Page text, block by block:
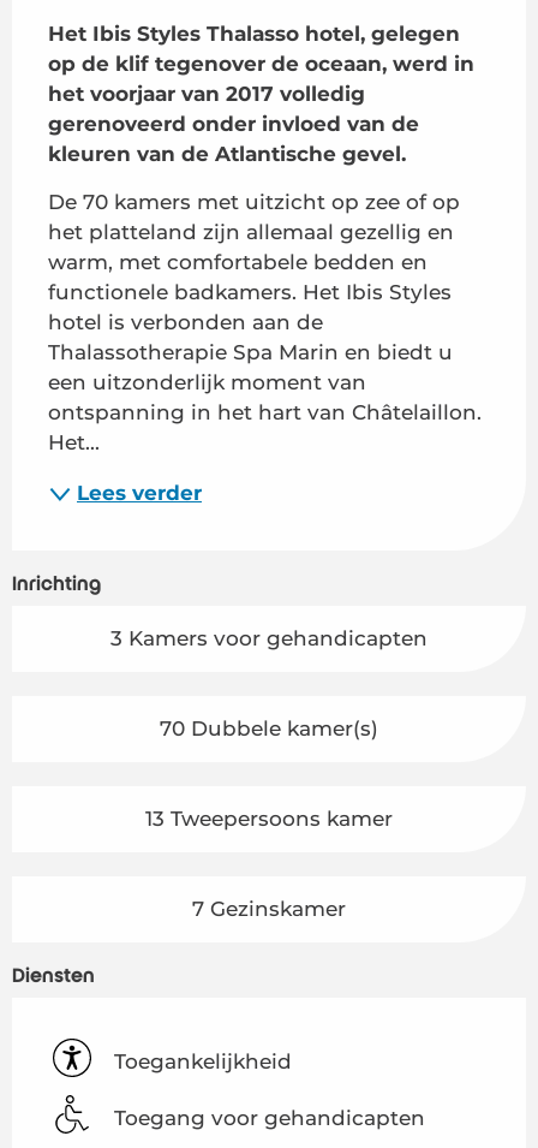
Het Ibis Styles Thalasso hotel, gelegen
op de klif tegenover de oceaan, werd in
het voorjaar van 2017 volledig
gerenoveerd onder invloed van de
kleuren van de Atlantische gevel.
De 70 kamers met uitzicht op zee of op
het platteland zijn allemaal gezellig en
warm, met comfortabele bedden en
functionele badkamers. Het Ibis Styles
hotel is verbonden aan de
Thalassotherapie Spa Marin en biedt u
een uitzonderlijk moment van
ontspanning in het hart van Châtelaillon.
Het...
Lees verder
Inrichting
3 Kamers voor gehandicapten
70 Dubbele kamer(s)
13 Tweepersoons kamer
7 Gezinskamer
Diensten
Toegankelijkheid
Toegang voor gehandicapten